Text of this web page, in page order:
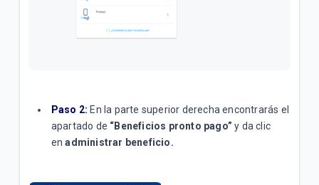
Paso 2: En la parte superior derecha encontrarás el
apartado de “Beneficios pronto pago” y da clic
enadministrar beneficio.